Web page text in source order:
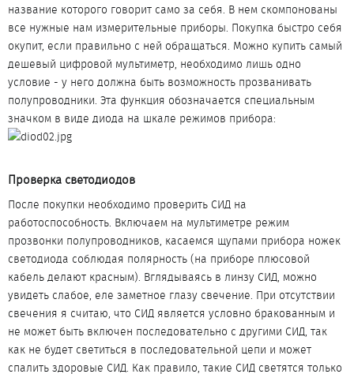
название которого говорит само за себя. В нем скомпонованы
все нужные нам измерительные приборы. Покупка быстро себя
окупит, если правильно с ней обращаться. Можно купить самый
дешевый цифровой мультиметр, необходимо лишь одно
условие - у него должна быть возможность прозванивать
полупроводники. Эта функция обозначается специальным
значком в виде диода на шкале режимов прибора:
Проверка светодиодов​
После покупки необходимо проверить СИД на
работоспособность. Включаем на мультиметре режим
прозвонки полупроводников, касаемся щупами прибора ножек
светодиода соблюдая полярность (на приборе плюсовой
кабель делают красным). Вглядываясь в линзу СИД, можно
увидеть слабое, еле заметное глазу свечение. При отсутствии
свечения я считаю, что СИД является условно бракованным и
не может быть включен последовательно с другими СИД, так
как не будет светиться в последовательной цепи и может
спалить здоровые СИД. Как правило, такие СИД светятся только